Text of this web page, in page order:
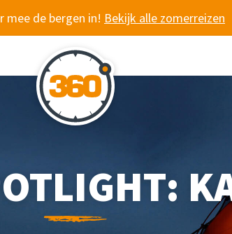
mee de bergen in! Bekijk alle zomerreizen